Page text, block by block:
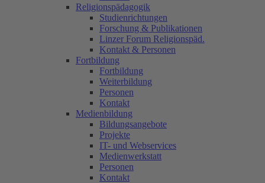
Religionspädagogik
Studienrichtungen
Forschung & Publikationen
Linzer Forum Religionspäd.
Kontakt & Personen
Fortbildung
Fortbildung
Weiterbildung
Personen
Kontakt
Medienbildung
Bildungsangebote
Projekte
IT- und Webservices
Medienwerkstatt
Personen
Kontakt